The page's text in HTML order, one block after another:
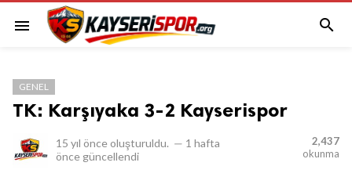
menu 
GENEL
TK: Karşıyaka 3-2 Kayserispor
15 yıl önce oluşturuldu. — 1 hafta
önce güncellendi
2,437
okunma